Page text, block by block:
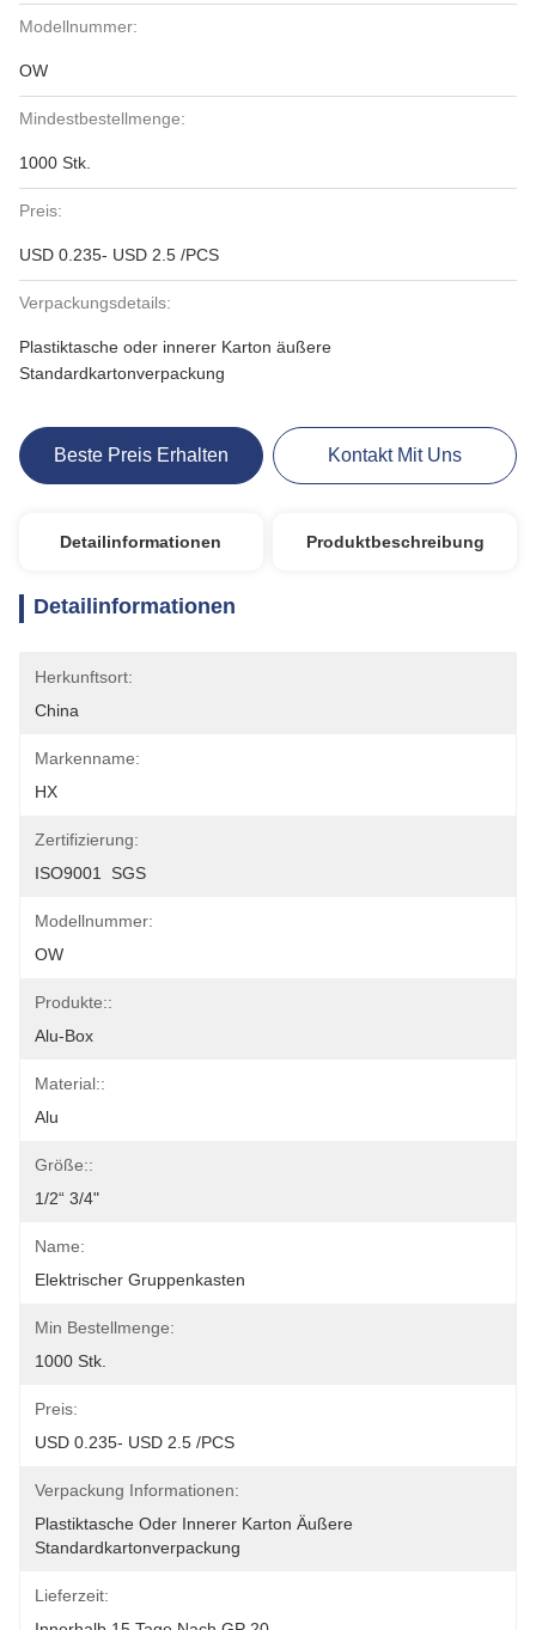
Modellnummer:
OW
Mindestbestellmenge:
1000 Stk.
Preis:
USD 0.235- USD 2.5 /PCS
Verpackungsdetails:
Plastiktasche oder innerer Karton äußere
Standardkartonverpackung
Beste Preis Erhalten Kontakt Mit Uns
Detailinformationen Produktbeschreibung
Detailinformationen
Herkunftsort:
China
Markenname:
HX
Zertifizierung:
ISO9001  SGS
Modellnummer:
OW
Produkte::
Alu-Box
Material::
Alu
Größe::
1/2“ 3/4"
Name:
Elektrischer Gruppenkasten
Min Bestellmenge:
1000 Stk.
Preis:
USD 0.235- USD 2.5 /PCS
Verpackung Informationen:
Plastiktasche Oder Innerer Karton Äußere
Standardkartonverpackung
Lieferzeit: